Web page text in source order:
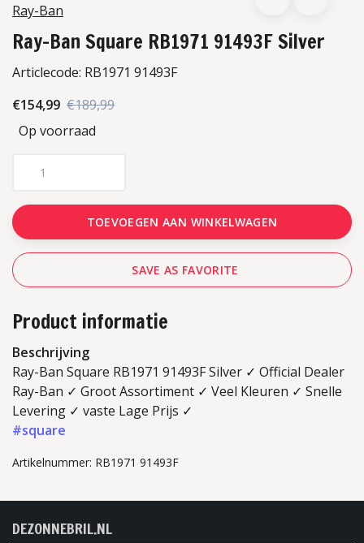
Ray-Ban
Ray-Ban Square RB1971 91493F Silver
Articlecode: RB1971 91493F
€154,99 €189,99
Op voorraad
TOEVOEGEN AAN WINKELWAGEN
SAVE AS FAVORITE
Product informatie
Beschrijving
Ray-Ban Square RB1971 91493F Silver ✓ Official Dealer
Ray-Ban ✓ Groot Assortiment ✓ Veel Kleuren ✓ Snelle
Levering ✓ vaste Lage Prijs ✓
#square
Artikelnummer: RB1971 91493F
DEZONNEBRIL.NL